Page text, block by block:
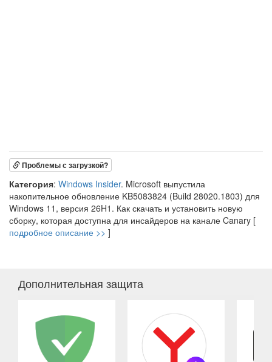
Проблемы с загрузкой?
Категория: Windows Insider. Microsoft выпустила
накопительное обновление KB5083824 (Build 28020.1803) для
Windows 11, версия 26H1. Как скачать и установить новую
сборку, которая доступна для инсайдеров на канале Canary [
подробное описание >> ]
Дополнительная защита